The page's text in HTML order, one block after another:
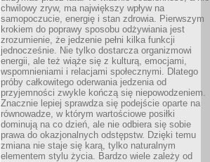
chwilowy zryw, ma największy wpływ na
samopoczucie, energię i stan zdrowia. Pierwszym
krokiem do poprawy sposobu odżywiania jest
zrozumienie, że jedzenie pełni kilka funkcji
jednocześnie. Nie tylko dostarcza organizmowi
energii, ale też wiąże się z kulturą, emocjami,
wspomnieniami i relacjami społecznymi. Dlatego
próby całkowitego oderwania jedzenia od
przyjemności zwykle kończą się niepowodzeniem.
Znacznie lepiej sprawdza się podejście oparte na
równowadze, w którym wartościowe posiłki
dominują na co dzień, ale nie odbiera się sobie
prawa do okazjonalnych odstępstw. Dzięki temu
zmiana nie staje się karą, tylko naturalnym
elementem stylu życia. Bardzo wiele zależy od